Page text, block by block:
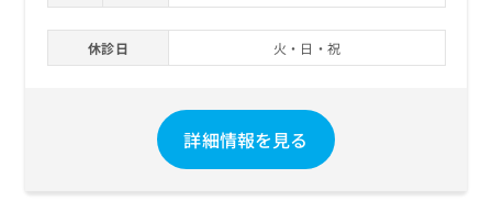
休診日 火・日・祝
詳細情報を見る